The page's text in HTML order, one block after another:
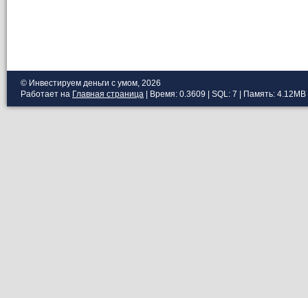
© Инвестируем деньги с умом, 2026
Работает на Главная страница | Время: 0.3609 | SQL: 7 | Память: 4.12MB